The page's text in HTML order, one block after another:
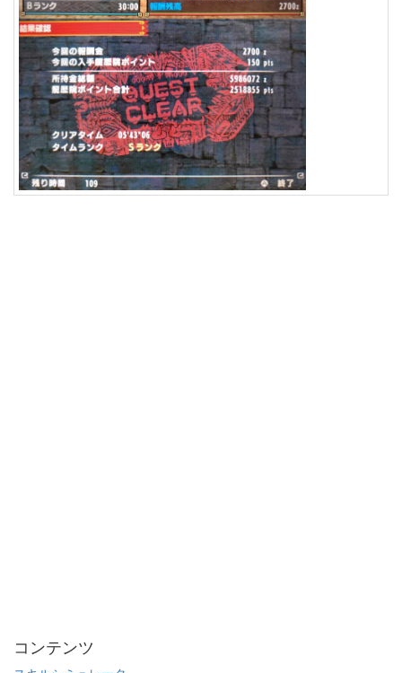
コンテンツ